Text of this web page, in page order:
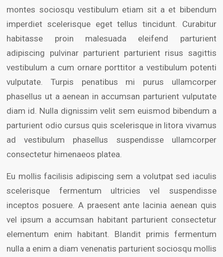
montes sociosqu vestibulum etiam sit a et bibendum
imperdiet scelerisque eget tellus tincidunt. Curabitur
habitasse proin malesuada eleifend parturient
adipiscing pulvinar parturient parturient risus sagittis
vestibulum a cum ornare porttitor a vestibulum potenti
vulputate. Turpis penatibus mi purus ullamcorper
phasellus ut a aenean in accumsan parturient vulputate
diam id. Nulla dignissim velit sem euismod bibendum a
parturient odio cursus quis scelerisque in litora vivamus
ad vestibulum phasellus suspendisse ullamcorper
consectetur himenaeos platea.
Eu mollis facilisis adipiscing sem a volutpat sed iaculis
scelerisque fermentum ultricies vel suspendisse
inceptos posuere. A praesent ante lacinia aenean quis
vel ipsum a accumsan habitant parturient consectetur
elementum enim habitant. Blandit primis fermentum
nulla a enim a diam venenatis parturient sociosqu mollis